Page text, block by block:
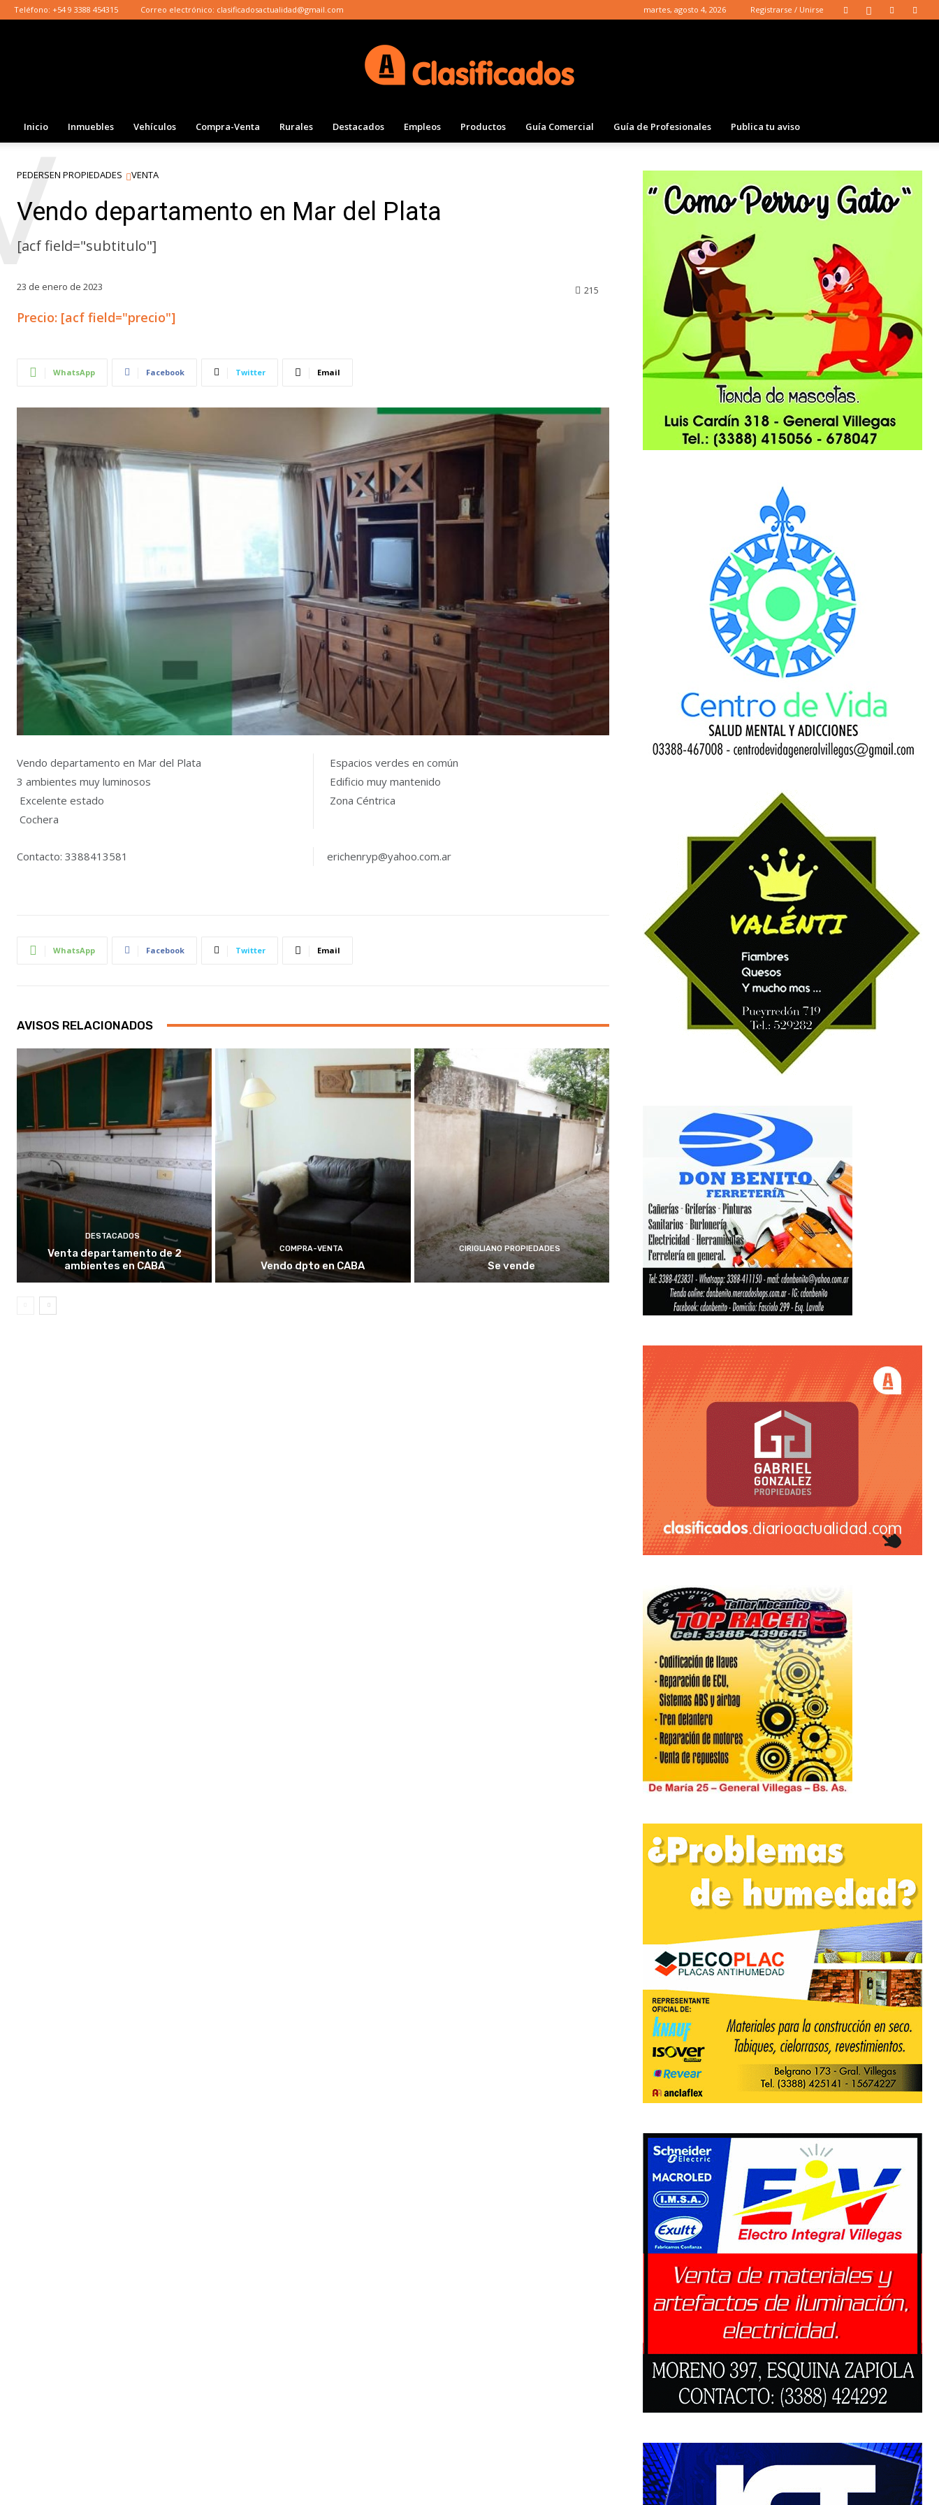
martes, agosto 4, 2026 Registrarse / Unirse
Teléfono: +54 9 3388 454315 Correo electrónico: clasificadosactualidad@gmail.com
Inicio Inmuebles Vehículos Compra-Venta Rurales Destacados Empleos Productos Guía Comercial Guía de Profesionales Publica tu aviso
PEDERSEN PROPIEDADES VENTA
Vendo departamento en Mar del Plata
[acf field="subtitulo"]
23 de enero de 2023 215
Precio: [acf field="precio"]
WhatsApp Facebook Twitter Email
Vendo departamento en Mar del Plata
3 ambientes muy luminosos
Excelente estado
Cochera
Espacios verdes en común
Edificio muy mantenido
Zona Céntrica
Contacto: 3388413581 erichenryp@yahoo.com.ar
WhatsApp Facebook Twitter Email
AVISOS RELACIONADOS
DESTACADOS
Venta departamento de 2
ambientes en CABA
COMPRA-VENTA
Vendo dpto en CABA
CIRIGLIANO PROPIEDADES
Se vende